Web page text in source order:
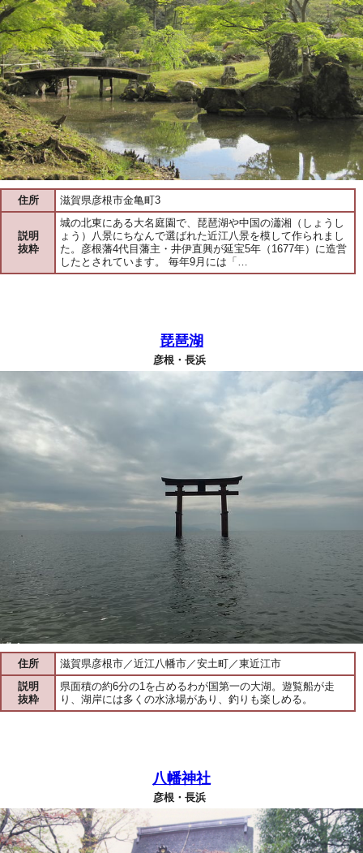
住所 滋賀県彦根市金亀町3
説明
抜粋
城の北東にある大名庭園で、琵琶湖や中国の瀟湘（しょうし
ょう）八景にちなんで選ばれた近江八景を模して作られまし
た。彦根藩4代目藩主・井伊直興が延宝5年（1677年）に造営
したとされています。 毎年9月には「…
琵琶湖
彦根・長浜
住所
滋賀県彦根市／近江八幡市／安土町／東近江市
説明
抜粋
県面積の約6分の1を占めるわが国第一の大湖。遊覧船が走
り、湖岸には多くの水泳場があり、釣りも楽しめる。
八幡神社
彦根・長浜